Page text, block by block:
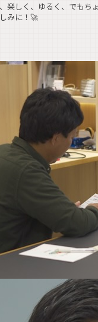
楽しく、ゆるく、でもち
みに！🚀